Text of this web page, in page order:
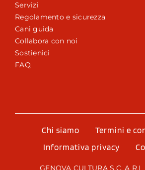
Servizi
Regolamento e sicurezza
Cani guida
Collabora con noi
Sostienici
FAQ
Chi siamo
Termini e
Informativa privacy
GENOVA CULTURA S.C. A